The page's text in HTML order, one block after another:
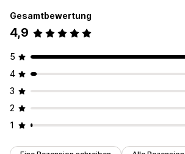
Gesamtbewertung
4,9
5
4
3
2
1